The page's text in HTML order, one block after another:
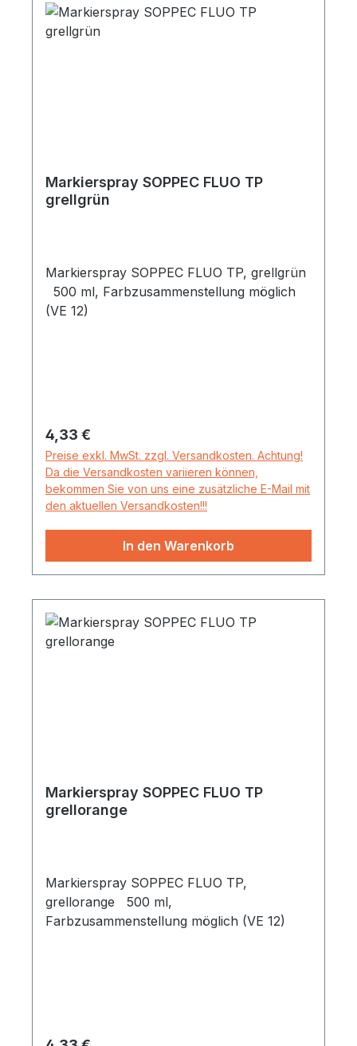
Markierspray SOPPEC FLUO TP
grellgrün
Markierspray SOPPEC FLUO TP, grellgrün
500 ml, Farbzusammenstellung möglich
(VE 12)
Regulärer Preis:
4,33 €
Preise exkl. MwSt. zzgl. Versandkosten. Achtung!
Da die Versandkosten variieren können,
bekommen Sie von uns eine zusätzliche E-Mail mit
den aktuellen Versandkosten!!!
In den Warenkorb
Markierspray SOPPEC FLUO TP
grellorange
Markierspray SOPPEC FLUO TP,
grellorange 500 ml,
Farbzusammenstellung möglich (VE 12)